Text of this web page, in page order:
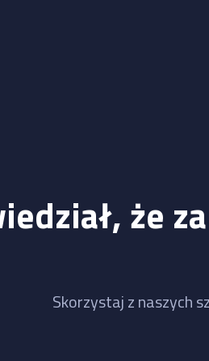
że
Skorzystaj z naszych